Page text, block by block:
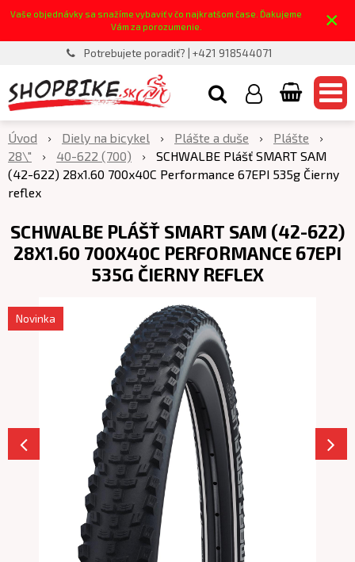
Vaše objednávky sa snažíme vybaviť v čo najkratšom čase. Ďakujeme
Vám za porozumenie.
×
Potrebujete poradiť? | +421 918544071
Úvod Diely na bicykel Plášte a duše
Plášte
28\"
40-622 (700)
SCHWALBE Plášť SMART SAM
(42-622) 28x1.60 700x40C Performance 67EPI 535g Čierny
reflex
SCHWALBE PLÁŠŤ SMART SAM (42-622)
28X1.60 700X40C PERFORMANCE 67EPI
535G ČIERNY REFLEX
Novinka